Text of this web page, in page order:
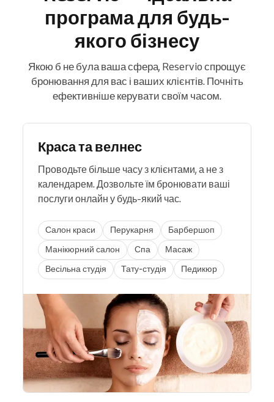
програма для будь-
якого бізнесу
Якою б не була ваша сфера, Reservio спрощує
бронювання для вас і ваших клієнтів. Почніть
ефективніше керувати своїм часом.
Краса та велнес
Проводьте більше часу з клієнтами, а не з
календарем. Дозвольте їм бронювати ваші
послуги онлайн у будь-який час.
Салон краси Перукарня
Барбершоп
Манікюрний салон
Спа
Масаж
Весільна студія
Тату-студія Педикюр